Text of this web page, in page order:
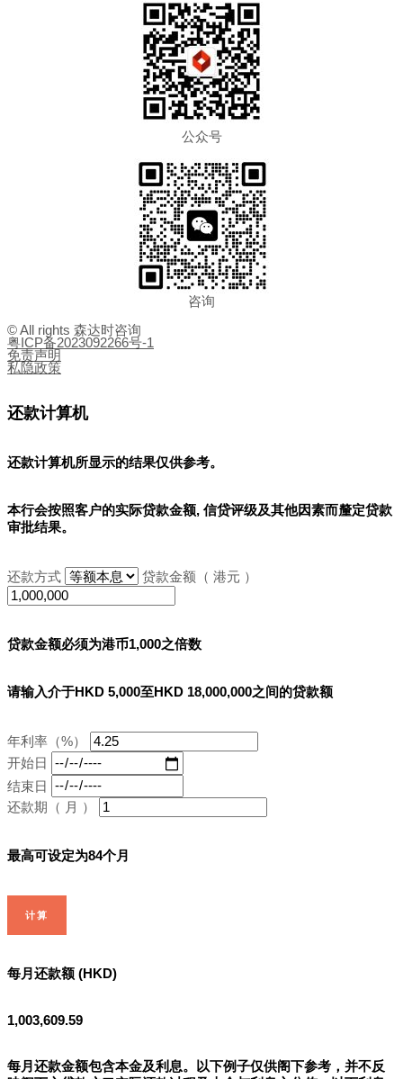
公众号
咨询
© All rights 森达时咨询
粤ICP备2023092266号-1
免责声明
私隐政策
还款计算机
还款计算机所显示的结果仅供参考。
本行会按照客户的实际贷款金额, 信贷评级及其他因素而釐定贷款
审批结果。
还款方式 贷款金额（ 港元 ）
贷款金额必须为港币1,000之倍数
请输入介于HKD 5,000至HKD 18,000,000之间的贷款额
年利率（%）
开始日
结束日
还款期（ 月 ）
最高可设定为84个月
计算
每月还款额 (HKD)
1,003,609.59
每月还款金额包含本金及利息。以下例子仅供阁下参考，并不反